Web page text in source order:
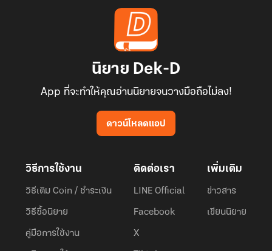
นิยาย Dek-D
App ที่จะทำให้คุณอ่านนิยายจนวางมือถือไม่ลง!
ดาวน์โหลดแอป
วิธีการใช้งาน
วิธีเติม Coin / ชำระเงิน
วิธีซื้อนิยาย
คู่มือการใช้งาน
ติดต่อเรา
LINE Official
Facebook
X
เพิ่มเติม
ข่าวสาร
เขียนนิยาย